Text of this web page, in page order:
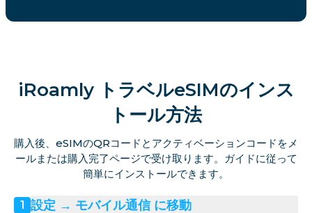
iRoamly トラベルeSIMのインス
トール方法
購入後、eSIMのQRコードとアクティベーションコードをメ
ールまたは購入完了ページで受け取ります。ガイドに従って
簡単にインストールできます。
1 設定 → モバイル通信 に移動